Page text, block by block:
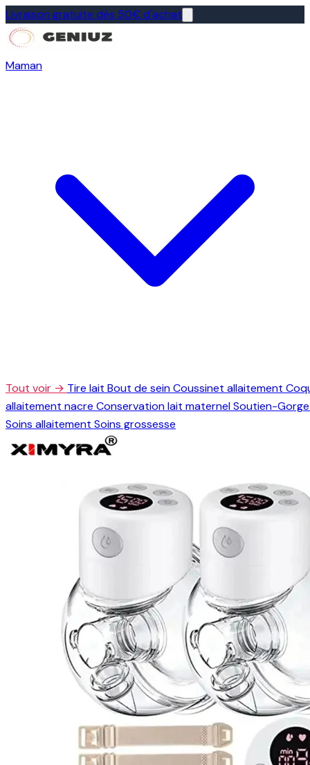
Livraison gratuite dès 50€ d'achat
Maman
Tout voir → Tire lait Bout de seinCoussinet allaitement
allaitement nacre Conservation lait maternelSoutien-
Soins allaitement Soins grossesse